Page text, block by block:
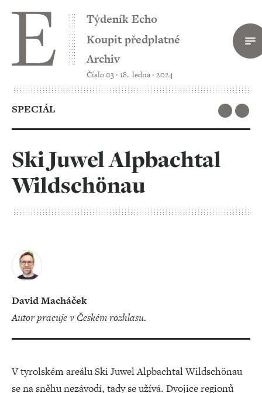
Týdeník Echo
Koupit předplatné
Archiv
Číslo 03 ‧ 18. ledna ‧ 2024
SPECIÁL
Ski Juwel Alpbachtal
Wildschönau
David Macháček
Autor pracuje v Českém rozhlasu.
V tyrolském areálu Ski Juwel Alpbachtal Wildschönau
se na sněhu nezávodí, tady se užívá. Dvojice regionů